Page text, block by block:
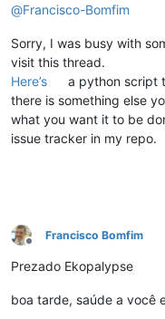
@Francisco-Bomfim
Sorry, I was busy with
visit this thread.
Here’s
a python script
there is something else
what you want it to be
issue tracker in my repo.
Offline
Francisco Bomfim
Prezado Ekopalypse
boa tarde, saúde a você